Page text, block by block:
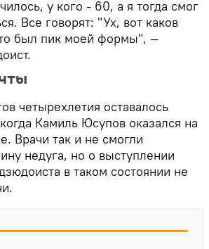
у кого - 60, а я тогда смог
Все говорят: "Ух, вот каков
был пик моей формы", —
четырехлетия оставалось
Камиль Юсупов оказался на
Врачи так и не смогли
недуга, но о выступлении
в таком состоянии не